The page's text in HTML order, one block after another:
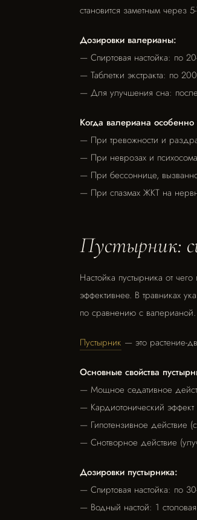
становится заметным через
Дозировки валерианы:
— Спиртовая настойка: по
— Таблетки экстракта: по
— Для улучшения сна:
Когда валериана особенно
— При тревожности и
— При неврозах и
— При бессоннице,
— При спазмах ЖКТ на
Пустырник:
Настойка пустырника от
эффективнее. В травниках
по сравнению с
Пустырник — это растение-
Основные свойства
— Мощное седативное
— Кардиотонический
— Гипотензивное действие
— Снотворное действие
Дозировки пустырника:
— Спиртовая настойка: по
— Водный настой: 1